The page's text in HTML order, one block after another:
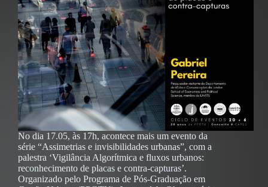
No dia 17.05, às 17h, acontece mais um evento da
série “Assimetrias e invisibilidades urbanas”, com a
palestra ‘Vigilância Algorítmica e fluxos urbanos:
reconhecimento de placas e contra-capturas’.
Organizado pelo Programa de Pós-Graduação em